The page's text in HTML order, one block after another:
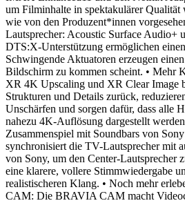
um Filminhalte in spektakulärer Qualität
wie von den Produzent*innen
Lautsprecher: Acoustic Surface Audio+
DTS:X-Unterstützung ermöglichen
Schwingende Aktuatoren erzeugen
Bildschirm zu kommen scheint. • Mehr
XR 4K Upscaling und XR Clear Image
Strukturen und Details zurück,
Unschärfen und sorgen dafür, dass alle
nahezu 4K-Auflösung dargestellt
Zusammenspiel mit Soundbars von
synchronisiert die TV-Lautsprecher mit
von Sony, um den Center-Lautsprecher
eine klarere, vollere Stimmwiedergabe
realistischeren Klang. • Noch mehr
CAM: Die BRAVIA CAM macht